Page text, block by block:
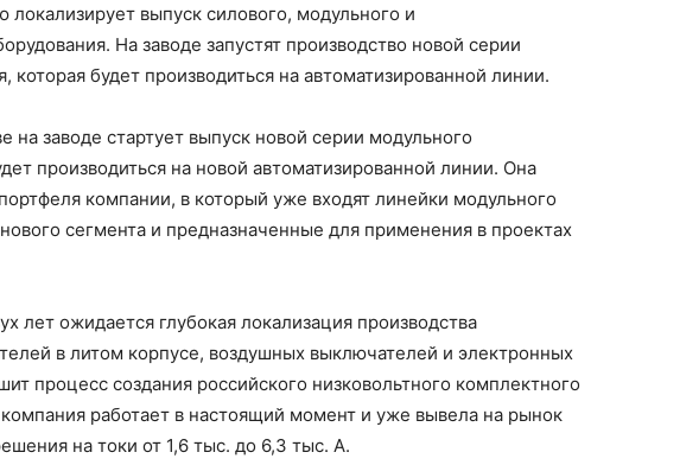
выпуск силового, модульного и
На заводе запустят производство новой серии
которая будет производиться на автоматизированной линии.
заводе стартует выпуск новой серии модульного
производиться на новой автоматизированной линии. Она
компании, в который уже входят линейки модульного
сегмента и предназначенные для применения в проектах
лет ожидается глубокая локализация производства
в литом корпусе, воздушных выключателей и электронных
процесс создания российского низковольтного комплектного
работает в настоящий момент и уже вывела на рынок
на токи от 1,6 тыс. до 6,3 тыс. А.